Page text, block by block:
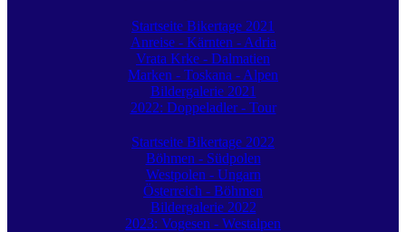
Startseite Bikertage 2021
Anreise - Kärnten - Adria
Vrata Krke - Dalmatien
Marken - Toskana - Alpen
Bildergalerie 2021
2022: Doppeladler - Tour
Startseite Bikertage 2022
Böhmen - Südpolen
Westpolen - Ungarn
Österreich - Böhmen
Bildergalerie 2022
2023: Vogesen - Westalpen